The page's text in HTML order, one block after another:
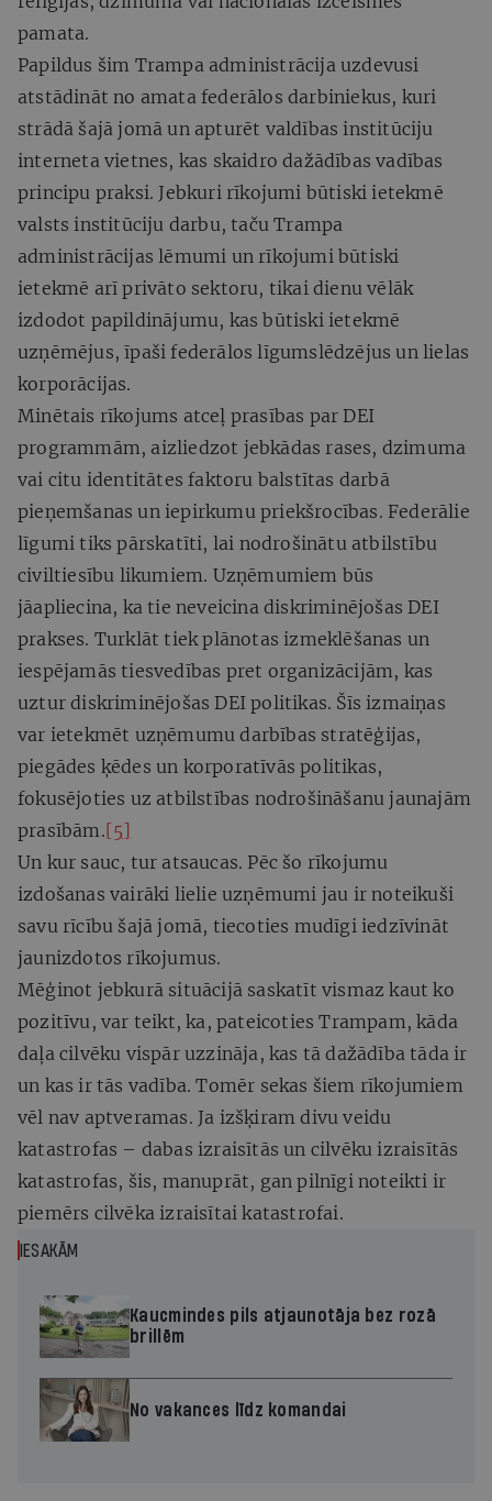
pamata.
Papildus šim Trampa administrācija uzdevusi
atstādināt no amata federālos darbiniekus, kuri
strādā šajā jomā un apturēt valdības institūciju
interneta vietnes, kas skaidro dažādības vadības
principu praksi. Jebkuri rīkojumi būtiski ietekmē
valsts institūciju darbu, taču Trampa
administrācijas lēmumi un rīkojumi būtiski
ietekmē arī privāto sektoru, tikai dienu vēlāk
izdodot papildinājumu, kas būtiski ietekmē
uzņēmējus, īpaši federālos līgumslēdzējus un lielas
korporācijas.
Minētais rīkojums atceļ prasības par DEI
programmām, aizliedzot jebkādas rases, dzimuma
vai citu identitātes faktoru balstītas darbā
pieņemšanas un iepirkumu priekšrocības. Federālie
līgumi tiks pārskatīti, lai nodrošinātu atbilstību
civiltiesību likumiem. Uzņēmumiem būs
jāapliecina, ka tie neveicina diskriminējošas DEI
prakses. Turklāt tiek plānotas izmeklēšanas un
iespējamās tiesvedības pret organizācijām, kas
uztur diskriminējošas DEI politikas. Šīs izmaiņas
var ietekmēt uzņēmumu darbības stratēģijas,
piegādes ķēdes un korporatīvās politikas,
fokusējoties uz atbilstības nodrošināšanu jaunajām
prasībām.[5]
Un kur sauc, tur atsaucas. Pēc šo rīkojumu
izdošanas vairāki lielie uzņēmumi jau ir noteikuši
savu rīcību šajā jomā, tiecoties mudīgi iedzīvināt
jaunizdotos rīkojumus.
Mēģinot jebkurā situācijā saskatīt vismaz kaut ko
pozitīvu, var teikt, ka, pateicoties Trampam, kāda
daļa cilvēku vispār uzzināja, kas tā dažādība tāda ir
un kas ir tās vadība. Tomēr sekas šiem rīkojumiem
vēl nav aptveramas. Ja izšķiram divu veidu
katastrofas – dabas izraisītās un cilvēku izraisītās
katastrofas, šis, manuprāt, gan pilnīgi noteikti ir
piemērs cilvēka izraisītai katastrofai.
IESAKĀM
Kaucmindes pils atjaunotāja bez rozā
brillēm
No vakances līdz komandai